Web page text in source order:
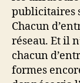
publicitaires
Chacun
réseau. Et il
chacun
formes